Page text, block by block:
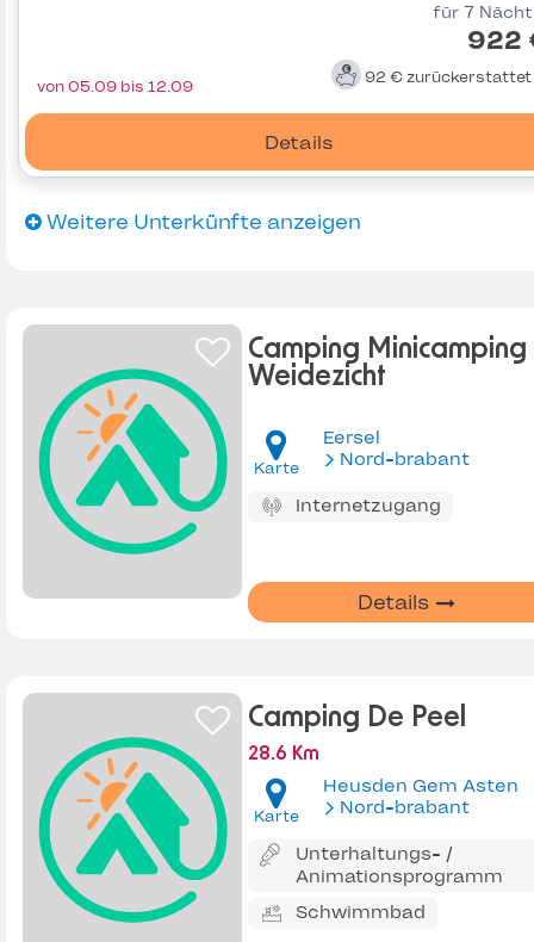
für 7
922
92 € zurückerstattet
Details
von 05.09 bis 12.09
Weitere Unterkünfte anzeigen
Camping Minicamping
Weidezicht
Karte
Eersel
Nord-brabant
Internetzugang
Details
Camping De Peel
28.6 Km
Karte
Heusden Gem Asten
Nord-brabant
Unterhaltungs- /
Animationsprogramm
Schwimmbad